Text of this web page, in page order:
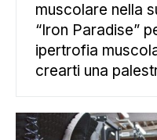
muscolare nella
“Iron Paradise”
ipertrofia
crearti una